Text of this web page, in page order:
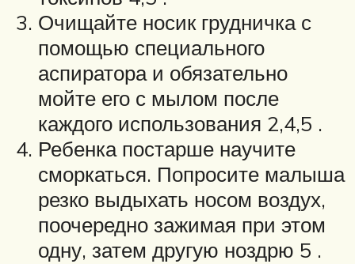
Очищайте носик грудничка с
помощью специального
аспиратора и обязательно
мойте его с мылом после
каждого использования 2,4,5 .
Ребенка постарше научите
сморкаться. Попросите малыша
резко выдыхать носом воздух,
поочередно зажимая при этом
одну, затем другую ноздрю 5 .